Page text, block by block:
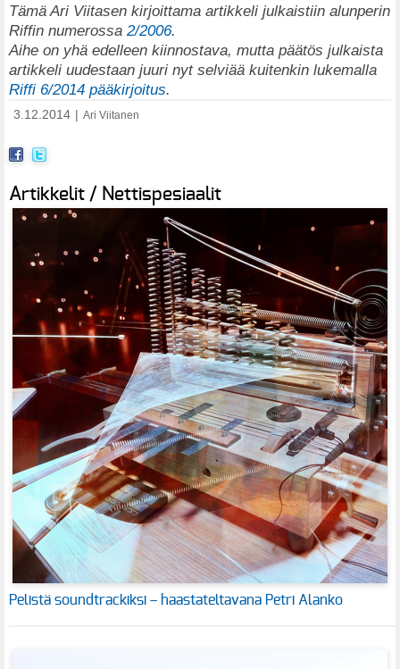
Tämä Ari Viitasen kirjoittama artikkeli julkaistiin alunperin
Riffin numerossa 2/2006.
Aihe on yhä edelleen kiinnostava, mutta päätös julkaista
artikkeli uudestaan juuri nyt selviää kuitenkin lukemalla
Riffi 6/2014 pääkirjoitus.
3.12.2014 Ari Viitanen
Artikkelit / Nettispesiaalit
Pelistä soundtrackiksi – haastateltavana Petri Alanko